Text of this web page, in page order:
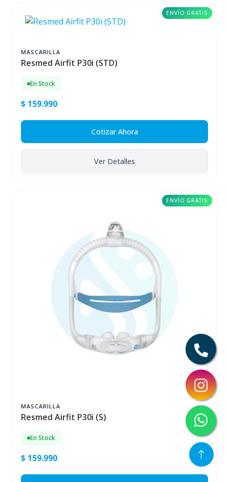
ENVÍO GRATIS
MASCARILLA
Resmed Airfit P30i (STD)
En Stock
$ 159.990
Cotizar Ahora
Ver Detalles
ENVÍO GRATIS
MASCARILLA
Resmed Airfit P30i (S)
En Stock
$ 159.990